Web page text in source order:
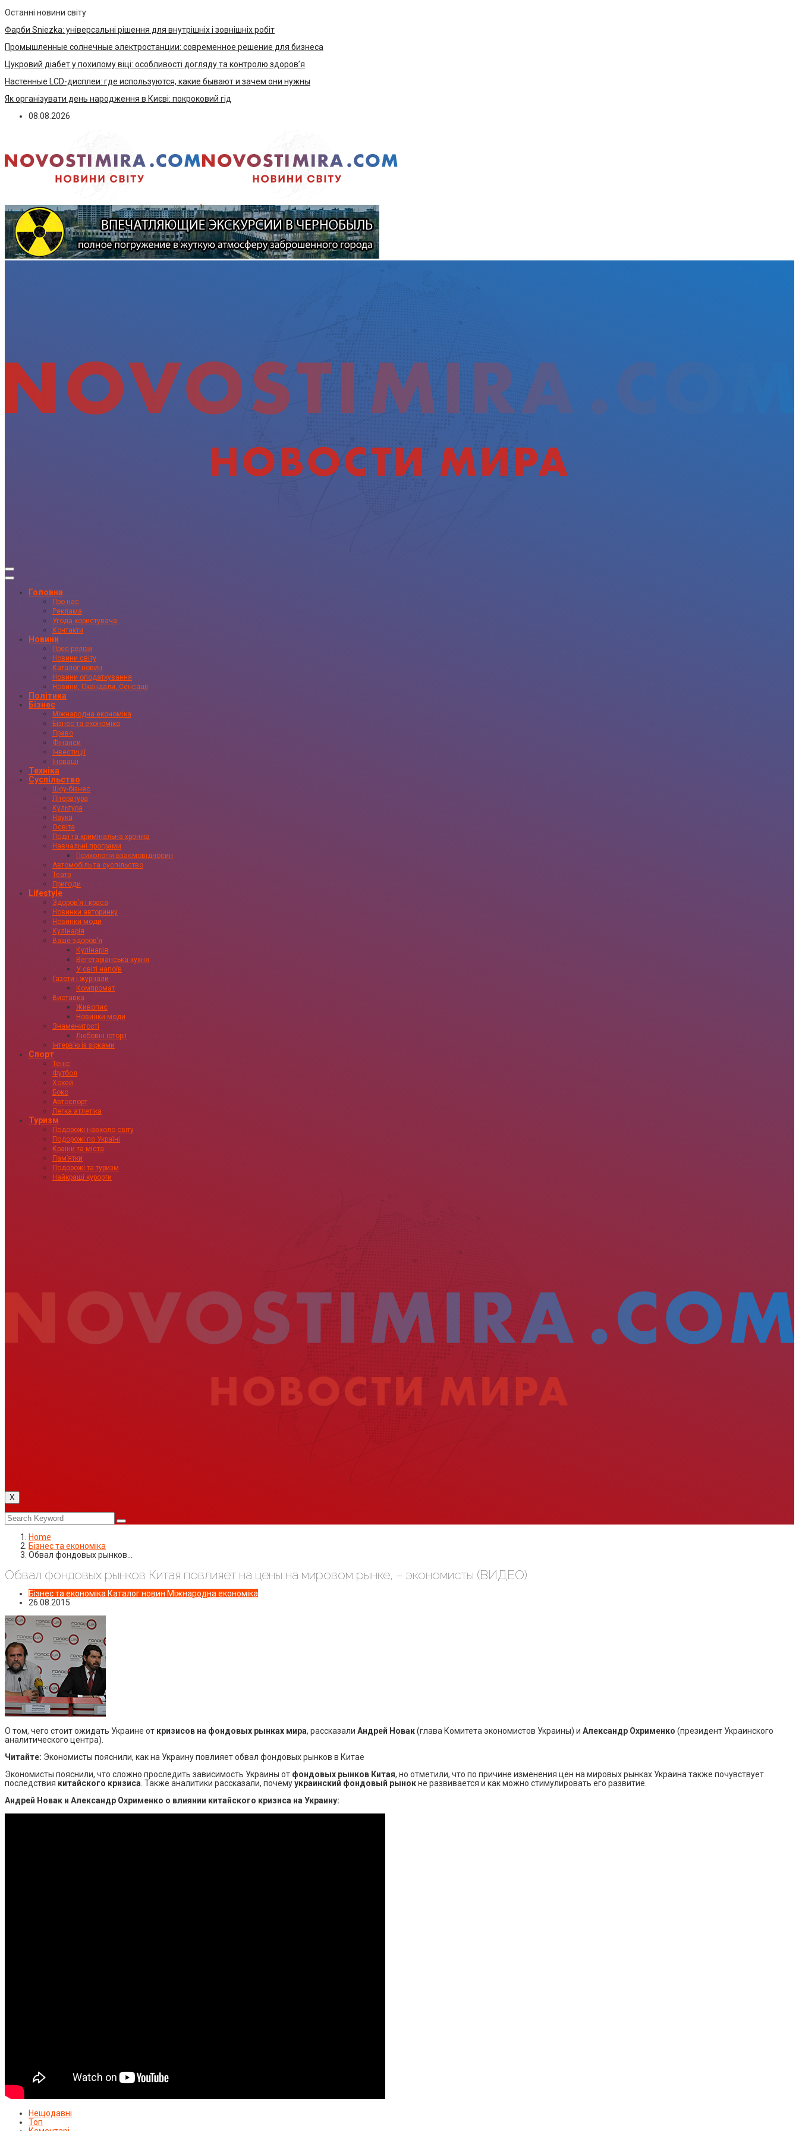
Останні новини світу
Фарби Sniezka: універсальні рішення для внутрішніх і зовнішніх робіт
Промышленные солнечные электростанции: современное решение для бизнеса
Цукровий діабет у похилому віці: особливості догляду та контролю здоров’я
Настенные LCD-дисплеи: где используются, какие бывают и зачем они нужны
Як організувати день народження в Києві: покроковий гід
08.08.2026
Головна
Про нас
Реклама
Угода користувача
Контакти
Новини
Прес-релізи
Новини світу
Каталог новин
Новини оподаткування
Новини, Скандали, Сенсації
Політика
Бізнес
Міжнародна економіка
Бізнес та економіка
Право
Фінанси
Інвестиції
Іновації
Техніка
Суспільство
Шоу-бізнес
Література
Культура
Наука
Освіта
Події та кримінальна хроніка
Навчальні програми
Психологія взаємовідносин
Автомобіль та суспільство
Театр
Пригоди
Lifestyle
Здоровʼя і краса
Новинки авторинку
Новинки моди
Кулінарія
Ваше здоровʼя
Кулінарія
Вегетаріанська кухня
У світі напоїв
Газети і журнали
Компромат
Виставка
Живопис
Новинки моди
Знаменитості
Любовні історії
Інтервʼю із зірками
Спорт
Теніс
Футбол
Хокей
Бокс
Автоспорт
Легка атлетіка
Туризм
Подорожі навколо світу
Подорожі по Україні
Країни та міста
Пам’ятки
Подорожі та туризм
Найкращі курорти
X
Home
Бізнес та економіка
Обвал фондовых рынков…
Обвал фондовых рынков Китая повлияет на цены на мировом рынке, – экономисты (ВИДЕО)
Бізнес та економіка Каталог новин Міжнародна економіка
26.08.2015
О том, чего стоит ожидать Украине от кризисов на фондовых рынках мира, рассказали Андрей Новак(глава Комитета экономистов Украины) и Александр Охрименко (президент Украинского
аналитического центра).
Читайте: Экономисты пояснили, как на Украину повлияет обвал фондовых рынков в Китае
Экономисты пояснили, что сложно проследить зависимость Украины от фондовых рынков Китая, но отметили, что по причине изменения цен на мировых рынках Украина также почувствует
последствия китайского кризиса . Также аналитики рассказали, почемуукраинский фондовый рынокне развивается и как можно стимулировать его развитие.
Андрей Новак и Александр Охрименко о влиянии китайского кризиса на Украину:
Нещодавні
Топ